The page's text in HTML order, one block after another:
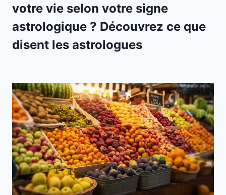
votre vie selon votre signe
astrologique ? Découvrez ce que
disent les astrologues